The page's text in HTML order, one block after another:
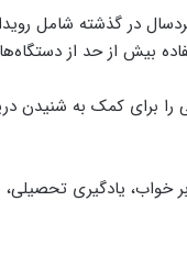
در گذشته شامل
بیش از حد از
برای کمک به شنیدن
بر خواب، یادگیری